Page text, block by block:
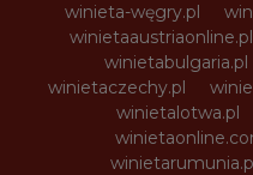
winieta-węgry.pl
winietaaustriaonline.pl
winietabulgaria.pl
winietaczechy.pl
winietalotwa.pl